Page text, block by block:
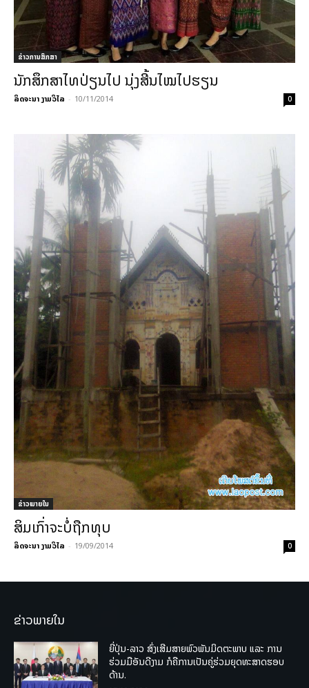
ຂ່າວການສຶກສາ
ນັກສຶກສາໄທປ່ຽນໄປ ນຸ່ງສີ້ນໄໝໄປຮຽນ
ລິດຈະນາ ງາມວິໄລ - 10/11/2014 0
ຂ່າວພາຍ​ໃນ
ສິມເກົ່າຈະບໍ່ຖືກທຸບ
ລິດຈະນາ ງາມວິໄລ - 19/09/2014 0
ຂ່າວພາຍໃນ
ຍີ່ປຸ່ນ-ລາວ ສົ່ງເສີມສາຍພົວພັນມິດຕະພາບ ແລະ ການ
ຮ່ວມມືອັນດີງາມ ກໍຄືການເປັນຄູ່ຮ່ວມຍຸດທະສາດຮອບ
ດ້ານ.